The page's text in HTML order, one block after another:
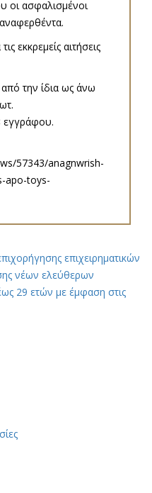
οι ασφαλισμένοι
εκκρεμείς αιτήσεις
την ίδια ως άνω
εγγράφου.
57343/anagnwrish-
apo-toys-
επιχειρηματικών
νέων ελεύθερων
29 ετών με έμφαση στις